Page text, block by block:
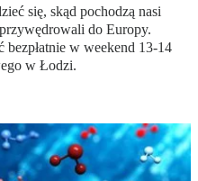
się, skąd pochodzą nasi
do Europy.
w weekend 13-14
w Łodzi.